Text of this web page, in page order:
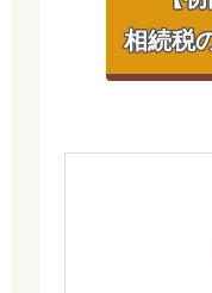
相続税